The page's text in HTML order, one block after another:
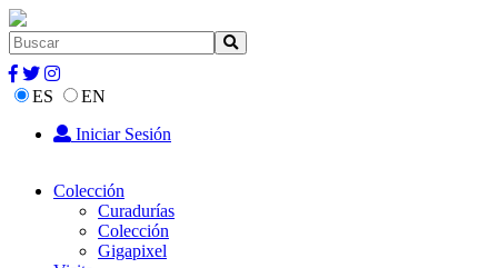
ES
EN
Iniciar Sesión
Colección
Curadurías
Colección
Gigapixel